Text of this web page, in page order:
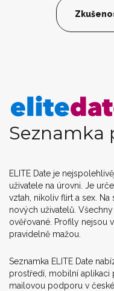
Seznamka
ELITE Date je
uživatele na úrovni. Je
vztah, nikoliv flirt a sex.
nových uživatelů.
ověřované. Profily nejsou
pravidelně mažou.
Seznamka ELITE Date
prostředí, mobilní aplikaci
mailovou podporu v